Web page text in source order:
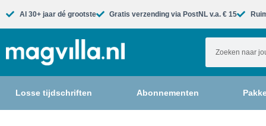
Al 30+ jaar dé grootste​ Gratis verzending via PostNL v.a. € 15
Losse tijdschriften Abonnementen